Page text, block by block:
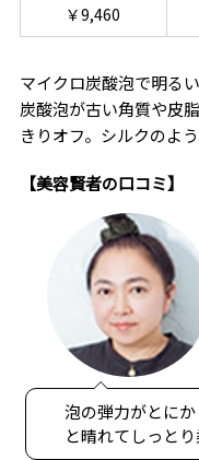
￥9,460
マイクロ炭酸泡で明る
炭酸泡が古い角質や皮
きりオフ。シルクのよ
【美容賢者の口コミ】
泡の弾力がとに
と晴れてしっと